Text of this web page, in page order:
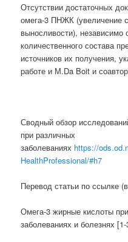
Отсутствии достаточных
омега-3 ПНЖК (увеличение
выносливости), независимо
количественного состава
источников их получения,
работе и М.Da Boit и
Сводный обзор
при различных
заболеваниях https://
HealthProfessional/#h7
Перевод статьи по ссылке
Омега-3 жирные кислоты
заболеваниях и болезнях [1-